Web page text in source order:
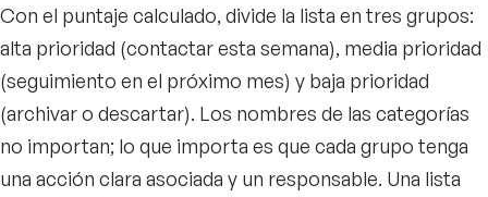
Con el puntaje calculado, divide la lista en tres grupos:
alta prioridad (contactar esta semana), media prioridad
(seguimiento en el próximo mes) y baja prioridad
(archivar o descartar). Los nombres de las categorías
no importan; lo que importa es que cada grupo tenga
una acción clara asociada y un responsable. Una lista